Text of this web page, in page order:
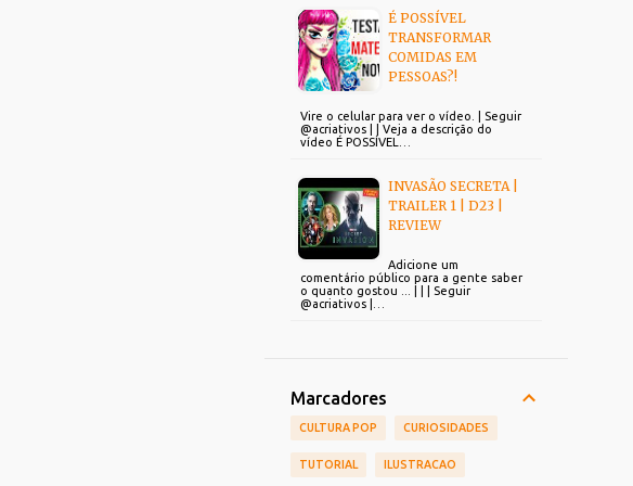
É POSSÍVEL
TRANSFORMAR
COMIDAS EM
PESSOAS?!
Vire o celular para ver o vídeo. | Seguir
@acriativos | | Veja a descrição do
vídeo É POSSÍVEL…
INVASÃO SECRETA |
TRAILER 1 | D23 |
REVIEW
Adicione um
comentário público para a gente saber
o quanto gostou ... | | | Seguir
@acriativos |…
Marcadores
CULTURA POP CURIOSIDADES
TUTORIAL ILUSTRACAO